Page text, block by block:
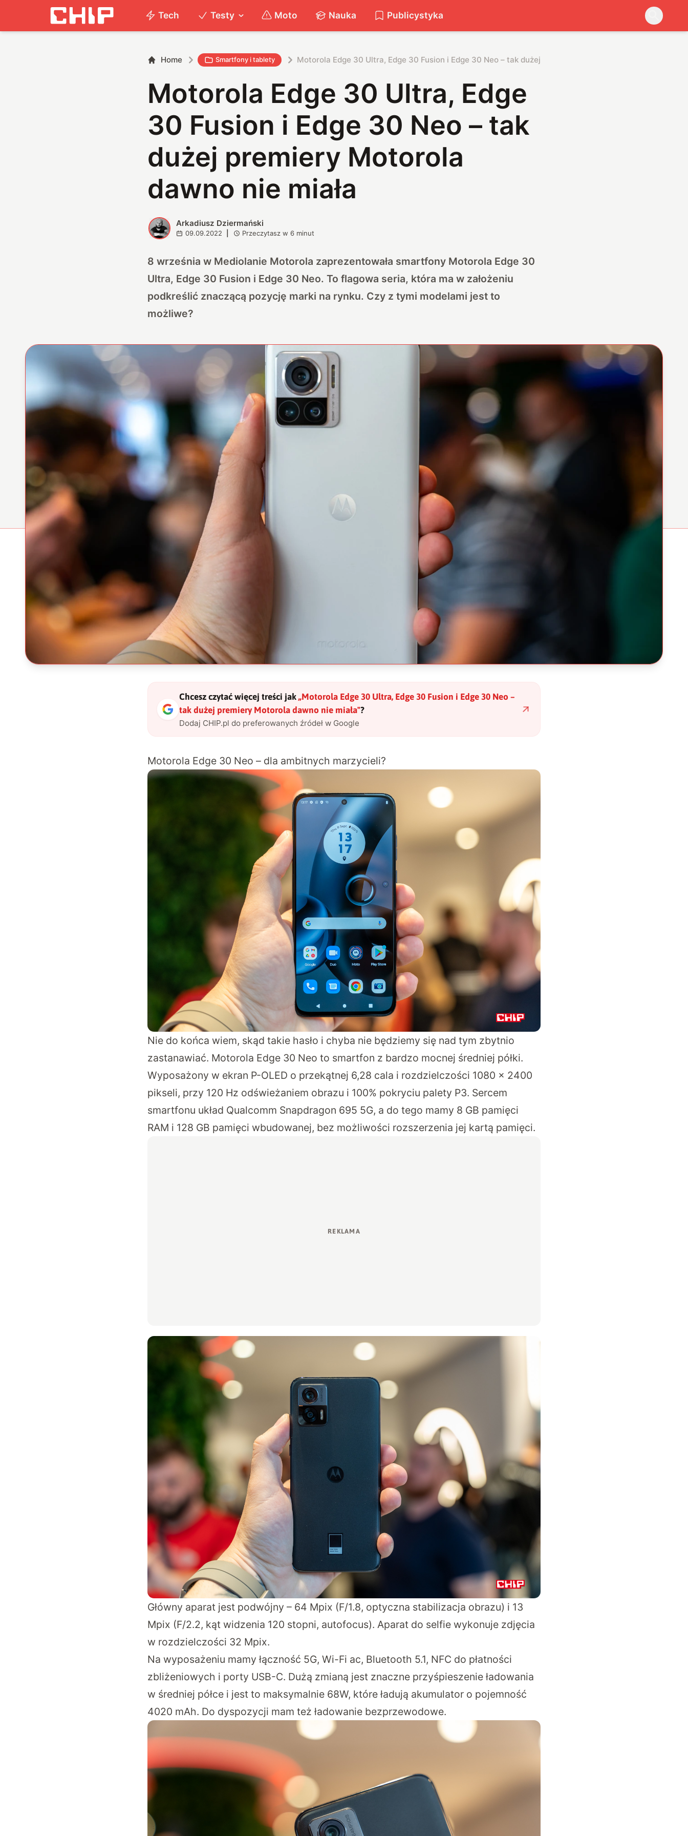
Tech Testy Moto Nauka Publicystyka
Home Smartfony i tablety Motorola Edge 30 Ultra, Edge 30 Fusion i Edge 30 Neo – tak dużej premiery Motorola dawno nie miała
Motorola Edge 30 Ultra, Edge
30 Fusion i Edge 30 Neo – tak
dużej premiery Motorola
dawno nie miała
A Arkadiusz Dziermański
09.09.2022 Przeczytasz w6 minut
8 września w Mediolanie Motorola zaprezentowała smartfony Motorola Edge 30
Ultra, Edge 30 Fusion i Edge 30 Neo. To flagowa seria, która ma w założeniu
podkreślić znaczącą pozycję marki na rynku. Czy z tymi modelami jest to
możliwe?
Chcesz czytać więcej treści jak „Motorola Edge 30 Ultra, Edge 30 Fusion i Edge 30 Neo –
tak dużej premiery Motorola dawno nie miała"?
Dodaj CHIP.pl do preferowanych źródeł w Google
Motorola Edge 30 Neo – dla ambitnych marzycieli?
Nie do końca wiem, skąd takie hasło i chyba nie będziemy się nad tym zbytnio
zastanawiać. Motorola Edge 30 Neo to smartfon z bardzo mocnej średniej półki.
Wyposażony w ekran P-OLED o przekątnej 6,28 cala i rozdzielczości 1080 x 2400
pikseli, przy 120 Hz odświeżaniem obrazu i 100% pokryciu palety P3. Sercem
smartfonu układ Qualcomm Snapdragon 695 5G, a do tego mamy 8 GB pamięci
RAM i 128 GB pamięci wbudowanej, bez możliwości rozszerzenia jej kartą pamięci.
Główny aparat jest podwójny – 64 Mpix (F/1.8, optyczna stabilizacja obrazu) i 13
Mpix (F/2.2, kąt widzenia 120 stopni, autofocus). Aparat do selfie wykonuje zdjęcia
w rozdzielczości 32 Mpix.
Na wyposażeniu mamy łączność 5G, Wi-Fi ac, Bluetooth 5.1, NFC do płatności
zbliżeniowych i porty USB-C. Dużą zmianą jest znaczne przyśpieszenie ładowania
w średniej półce i jest to maksymalnie 68W, które ładują akumulator o pojemność
4020 mAh. Do dyspozycji mam też ładowanie bezprzewodowe.